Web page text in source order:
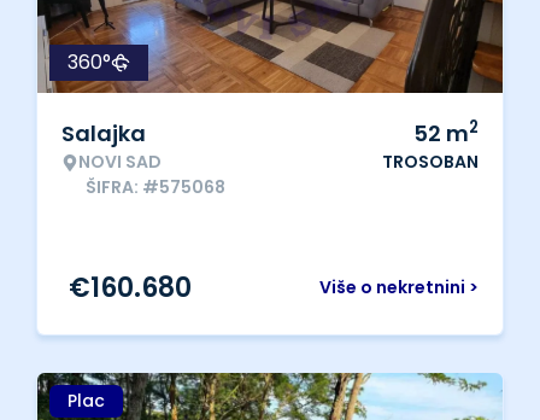
360°
Salajka
NOVI SAD
ŠIFRA: #575068
52 m2
TROSOBAN
Više o nekretnini >
€160.680
Plac